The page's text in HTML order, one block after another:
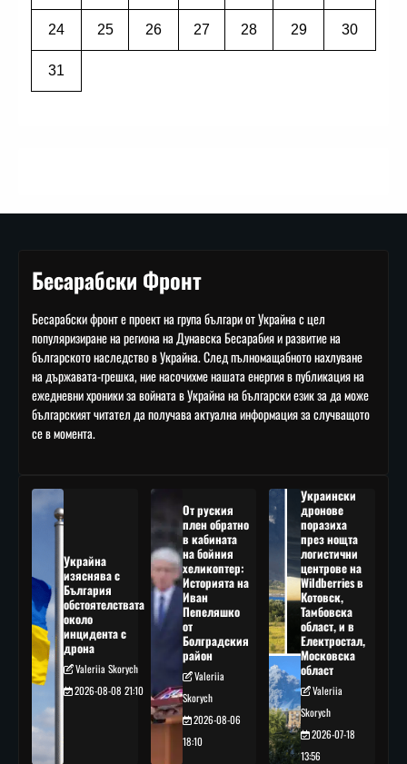
24 25 26 27 28 29 30
31
Бесарабски Фронт
Бесарабски фронт е проект на група българи от Украйна с цел
популяризиране на региона на Дунавска Бесарабия и развитие на
българското наследство в Украйна. След пълномащабното нахлуване
на държавата-грешка, ние насочихме нашата енергия в публикация на
ежедневни хроники за войната в Украйна на български език за да може
българският читател да получава актуална информация за случващото
се в момента.
Украйна
изяснява с
България
обстоятелствата
около
инцидента с
дрона
Valeriia Skorych
2026-08-08 21:10
От руския
плен обратно
в кабината
на бойния
хеликоптер:
Историята на
Иван
Пепеляшко
от
Болградския
район
Valeriia
Skorych
2026-08-06
18:10
Украински
дронове
поразиха
през нощта
логистични
центрове на
Wildberries в
Котовск,
Тамбовска
област, и в
Електростал,
Московска
област
Valeriia
Skorych
2026-07-18
13:56